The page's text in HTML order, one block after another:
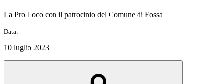
La Pro Loco con il patrocinio del Comune di Fossa
Data:
10 luglio 2023